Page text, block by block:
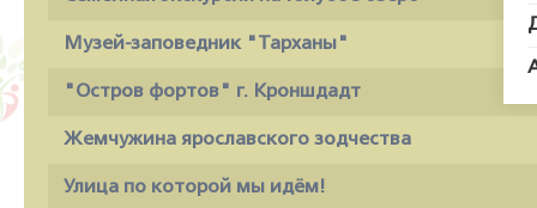
Музей-заповедник "Тарханы"
"Остров фортов" г. Кроншдадт
Жемчужина ярославского зодчества
Улица по которой мы идём!